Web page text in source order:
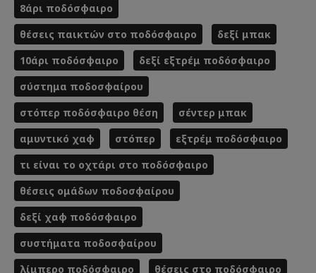
8άρι ποδόσφαιρο
θέσεις παικτών στο ποδόσφαιρο
δεξί μπακ
10άρι ποδόσφαιρο
δεξί εξτρέμ ποδόσφαιρο
σύστημα ποδοσφαίρου
στόπερ ποδόσφαιρο θέση
σέντερ μπακ
αμυντικό χαφ
στόπερ
εξτρέμ ποδόσφαιρο
τι είναι το οχτάρι στο ποδόσφαιρο
θέσεις ομάδων ποδοσφαίρου
δεξί χαφ ποδόσφαιρο
συστήματα ποδοσφαίρου
λίμπερο ποδόσφαιρο
θέσεις στο ποδόσφαιρο